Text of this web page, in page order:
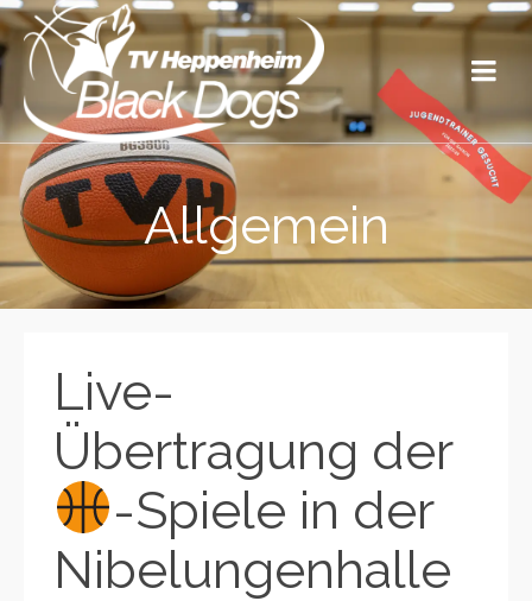
Allgemein
Live-
Übertragung der
-Spiele in der
Nibelungenhalle